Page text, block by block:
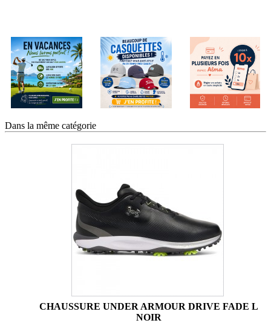
Dans la même catégorie
CHAUSSURE UNDER ARMOUR DRIVE FADE L
NOIR